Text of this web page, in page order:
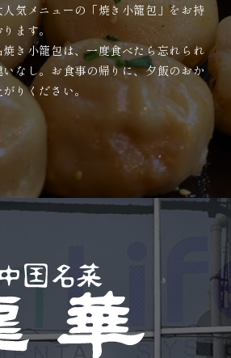
気メニューの「焼き小籠包」をお持
ます。
き小籠包は、一度食べたら忘れられ
なし。お食事の帰りに、夕飯のおか
りください。